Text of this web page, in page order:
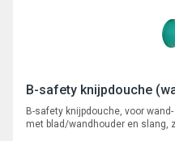
B-safety knijpdouche
B-safety knijpdouche, voor
met blad/wandhouder en slang,